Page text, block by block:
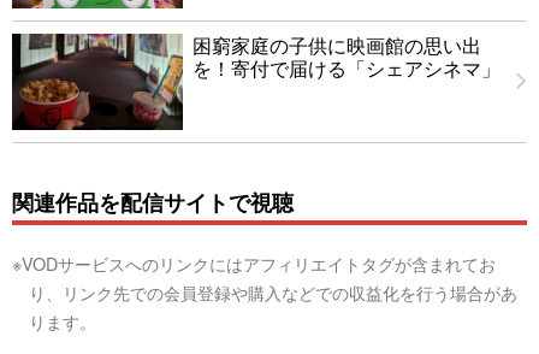
困窮家庭の子供に映画館の思い出
を！寄付で届ける「シェアシネマ」
関連作品を配信サイトで視聴
※VODサービスへのリンクにはアフィリエイトタグが含まれてお
り、リンク先での会員登録や購入などでの収益化を行う場合があ
ります。